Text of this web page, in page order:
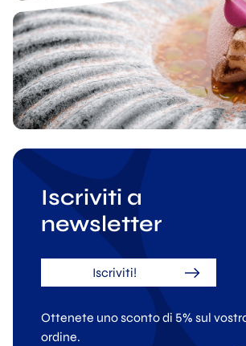
Iscriviti a
newsletter
Iscriviti!
Ottenete uno sconto di 5% sul
ordine.